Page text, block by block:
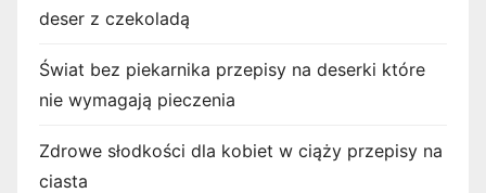
deser z czekoladą
Świat bez piekarnika przepisy na deserki które
nie wymagają pieczenia
Zdrowe słodkości dla kobiet w ciąży przepisy na
ciasta